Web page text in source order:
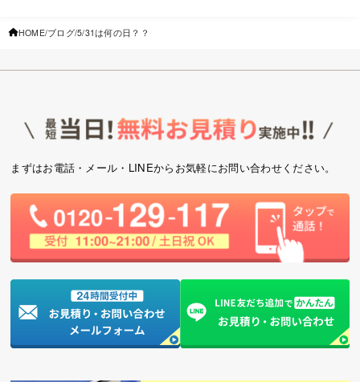
HOME ブログ 5/31は何の日？？
まずはお電話・メール・LINEからお気軽にお問い合わせください。